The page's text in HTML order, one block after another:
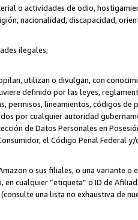
o actividades de odio,
nacionalidad, discapacidad,
ilegales;
utilizan o divulgan, con
definido por las leyes,
permisos, lineamientos, códigos
por cualquier autoridad
de Datos Personales en
el Código Penal Federal
o sus filiales, o una variante
en cualquier “etiqueta” o ID de
una lista no exhaustiva de